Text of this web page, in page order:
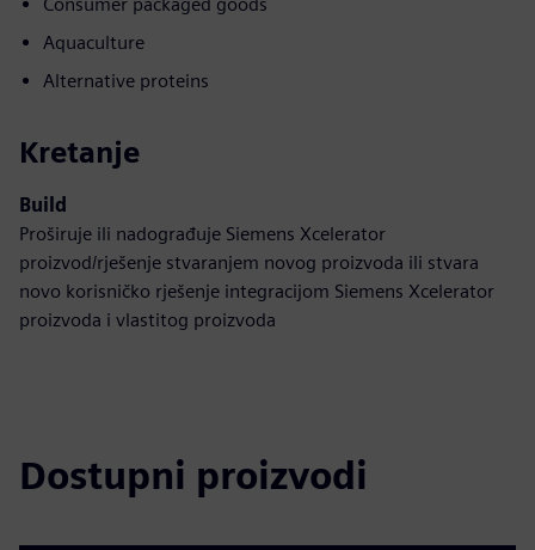
Aquaculture
Alternative proteins
Kretanje
Build
Proširuje ili nadograđuje Siemens Xcelerator
proizvod/rješenje stvaranjem novog proizvoda ili stvara
novo korisničko rješenje integracijom Siemens Xcelerator
proizvoda i vlastitog proizvoda
Dostupni proizvodi